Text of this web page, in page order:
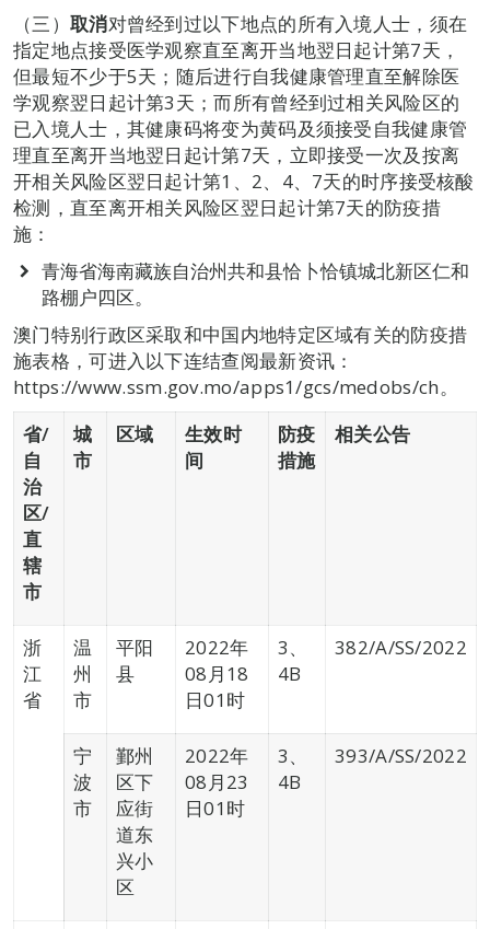
（三） 取消对曾经到过以下地点的所有入境人士，须在
指定地点接受医学观察直至离开当地翌日起计第7天，
但最短不少于5天；随后进行自我健康管理直至解除医
学观察翌日起计第3天；而所有曾经到过相关风险区的
已入境人士，其健康码将变为黄码及须接受自我健康管
理直至离开当地翌日起计第7天，立即接受一次及按离
开相关风险区翌日起计第1、2、4、7天的时序接受核酸
检测，直至离开相关风险区翌日起计第7天的防疫措
施：
青海省海南藏族自治州共和县恰卜恰镇城北新区仁和
路棚户四区。
澳门特别行政区采取和中国内地特定区域有关的防疫措
施表格，可进入以下连结查阅最新资讯：
https://www.ssm.gov.mo/apps1/gcs/medobs/ch。
省/
自
治
区/
直
辖
市
城
市
区域
生效时
间
防疫
措施
相关公告
浙
江
省
温
州
市
平阳
县
2022年
08月18
日01时
3、
4B
382/A/SS/2022
宁
波
市
鄞州
区下
应街
道东
兴小
区
2022年
08月23
日01时
3、
4B
393/A/SS/2022